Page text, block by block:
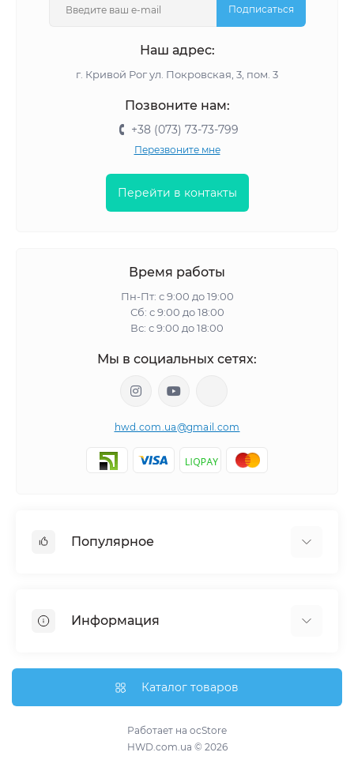
Подписаться
Наш адрес:
г. Кривой Рог ул. Покровская, 3, пом. 3
Позвоните нам:
+38 (073) 73-73-799
Перезвоните мне
Перейти в контакты
Время работы
Пн-Пт: с 9:00 до 19:00
Сб: с 9:00 до 18:00
Вс: с 9:00 до 18:00
Мы в социальных сетях:
hwd.com.ua@gmail.com
Популярное
Медальницы
Информация
О магазине
Гарантия и возврат
Связаться с нами
Каталог товаров
Работает на ocStore
HWD.com.ua © 2026